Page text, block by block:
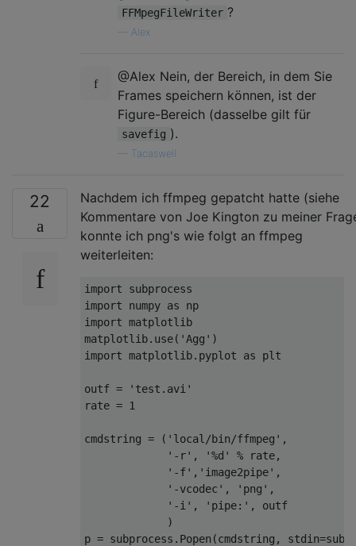
FFMpegFileWriter ?
Alex
@Alex Nein, der Bereich, in dem Sie
Frames speichern können, ist der
Figure-Bereich (dasselbe gilt für
savefig ).
Tacaswell
22
Nachdem ich ffmpeg gepatcht hatte (siehe
Kommentare von Joe Kington zu meiner
konnte ich png's wie folgt an ffmpeg
weiterleiten:
import
import numpy as
import matplotlib
matplotlib.use( 'Agg'
import matplotlib.pyplot as plt
outf =
'test.avi'
rate = 1
cmdstring = ( 'local/bin/ffmpeg' ,
'-r' , '%d'
% rate,
'-f' , 'image2pipe' ,
'-vcodec' , 'png' ,
'-i' , 'pipe:' , outf
             )
p = subprocess.Popen(cmdstring,